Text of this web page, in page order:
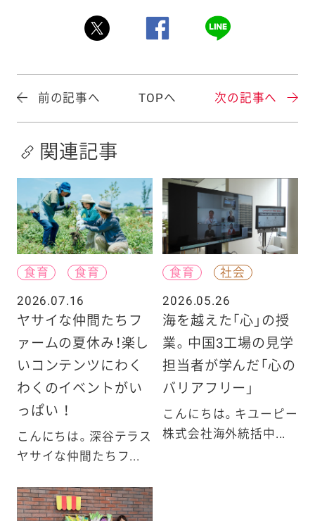
前の記事へ TOPへ 次の記事へ
関連記事
食育
食育
2026.07.16
ヤサイな仲間たちフ
ァームの夏休み！楽し
いコンテンツにわく
わくのイベントがい
っぱい ！
こんにちは。深谷テラス
ヤサイな仲間たちフ...
食育
社会
2026.05.26
海を越えた「心」の授
業。中国3工場の見学
担当者が学んだ「心の
バリアフリー」
こんにちは。キユーピー
株式会社海外統括中...